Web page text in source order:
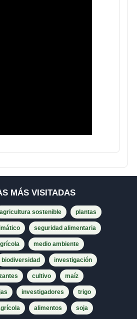
MÁS VISITADAS
agricultura sostenible plantas
seguridad alimentaria
medio ambiente
biodiversidad investigación
cultivo maíz
investigadores trigo
alimentos soja